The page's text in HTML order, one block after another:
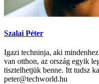
Szalai Péter
Igazi techninja, aki
van otthon, az ország egyik
tisztelhetjük benne. Itt tudsz
peter@techworld.hu